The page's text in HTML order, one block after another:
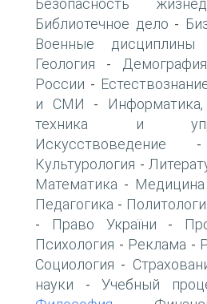
Безопасность
Библиотечное дело -
Военные дисциплины
Геология - Демография
России -
и СМИ -
техника и
Искусствоведение
Культурология -
Математика - Медицина
Педагогика -
- Право України -
Психология - Реклама -
Социология -
науки - Учебный